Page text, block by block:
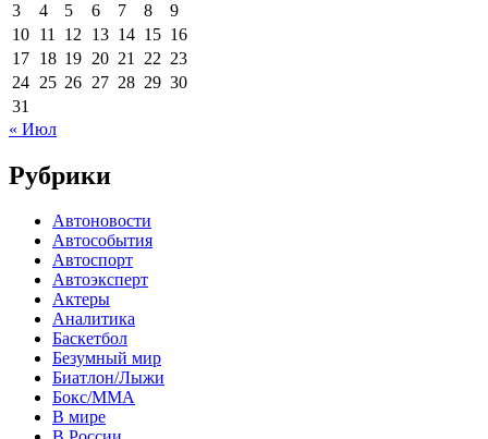
3
4 5 6 7 8
9
10 11 12 13 14 15 16
17 18 19 20 21 22 23
24 25 26 27 28 29 30
31
« Июл
Рубрики
Автоновости
Автособытия
Автоспорт
Автоэксперт
Актеры
Аналитика
Баскетбол
Безумный мир
Биатлон/Лыжи
Бокс/MMA
В мире